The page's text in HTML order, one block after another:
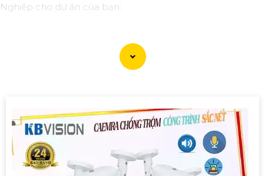
Nghiệp cho dự án của bạn:
Nghiệp, đáp ứng nhu cầu an ninh và giám sát cho dự án
của quý khách một cách hiệu quả, tin cậy và tiết kiệm.
Ưu điểm của dòng sản phẩm:〗
1:Giá cả hợp lý: Camera giá
rẻ nhưng vẫn
tin tưởngchất lượng và hiệu suất làm việc.